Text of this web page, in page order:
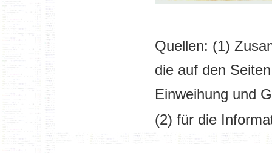
Quellen: (1)
die auf den
Einweihung und
(2) für die